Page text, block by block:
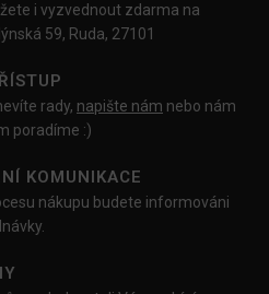
i vyzvednout zdarma na
59, Ruda, 27101
rady, napište nám nebo nám
poradíme :)
KOMUNIKACE
nákupu budete informováni